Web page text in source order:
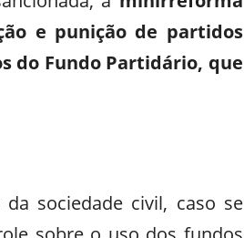
e punição de partidos
do Fundo Partidário, que
sociedade civil, caso se